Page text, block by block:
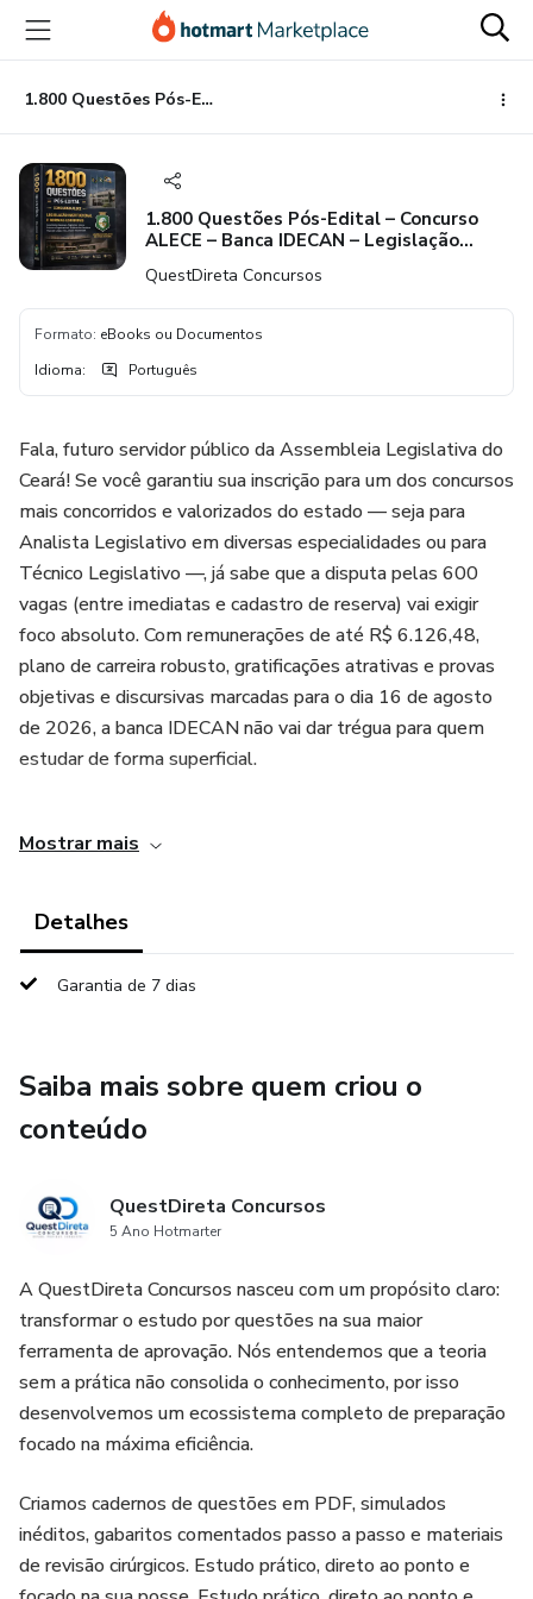
para
conteúdo
principal
para
pagamento
para
rodapé
1.800 Questões Pós-Edital – Concurso ALECE – Banca IDECAN – Legislação Institucional e Normas Estaduais (Constituição Estadual, Regimento Interno, Estrutura Organizacional, Estatuto dos Servidores, Plano de Cargos, Ética, Decoro Parlamentar, LAI e LGPD)
1.800 Questões Pós-Edital – Concurso
ALECE – Banca IDECAN – Legislação
(Constituição Estadual, Regimento
Interno, Estrutura Organizacional,
Estatuto dos Servidores, Plano de
LGPD)
QuestDireta Concursos
Formato: eBooks ou Documentos
Idioma: Português
Fala, futuro servidor público da Assembleia Legislativa do
Ceará! Se você garantiu sua inscrição para um dos concursos
mais concorridos e valorizados do estado — seja para
Analista Legislativo em diversas especialidades ou para
Técnico Legislativo —, já sabe que a disputa pelas 600
vagas (entre imediatas e cadastro de reserva) vai exigir
foco absoluto. Com remunerações de até R$ 6.126,48,
plano de carreira robusto, gratificações atrativas e provas
objetivas e discursivas marcadas para o dia 16 de agosto
de 2026, a banca IDECAN não vai dar trégua para quem
estudar de forma superficial.
ALECE:
Legislação Institucional (300 Questões): Domínio absoluto
Regimento Interno da Assembleia Legislativa do Ceará.
e o funcionamento institucional.
e na Lei Federal nº 12.527/2011 (LAI).
9.826/1974 (Estatuto dos Funcionários Públicos Civis do
Estado do Ceará), cobrando provimento, deveres, licenças e
o regime disciplinar.
Plano de Carreira e Remuneração (200 Questões): Lei nº
17.091/2019, focada na estrutura remuneratória,
ALECE.
Ética no Serviço Público (200 Questões): Resolução nº
Mostrar mais
Detalhes
Garantia de 7 dias
Saiba mais sobre quem criou o
conteúdo
QuestDireta Concursos
5 Ano Hotmarter
A QuestDireta Concursos nasceu com um propósito claro:
transformar o estudo por questões na sua maior
ferramenta de aprovação. Nós entendemos que a teoria
sem a prática não consolida o conhecimento, por isso
desenvolvemos um ecossistema completo de preparação
focado na máxima eficiência.
Criamos cadernos de questões em PDF, simulados
inéditos, gabaritos comentados passo a passo e materiais
de revisão cirúrgicos. Estudo prático, direto ao ponto e